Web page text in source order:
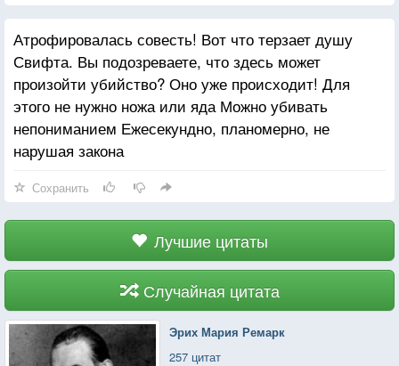
Атрофировалась совесть! Вот что терзает душу
Свифта. Вы подозреваете, что здесь может
произойти убийство? Оно уже происходит! Для
этого не нужно ножа или яда Можно убивать
непониманием Ежесекундно, планомерно, не
нарушая закона
Сохранить
Лучшие цитаты
Случайная цитата
Эрих Мария Ремарк
257 цитат